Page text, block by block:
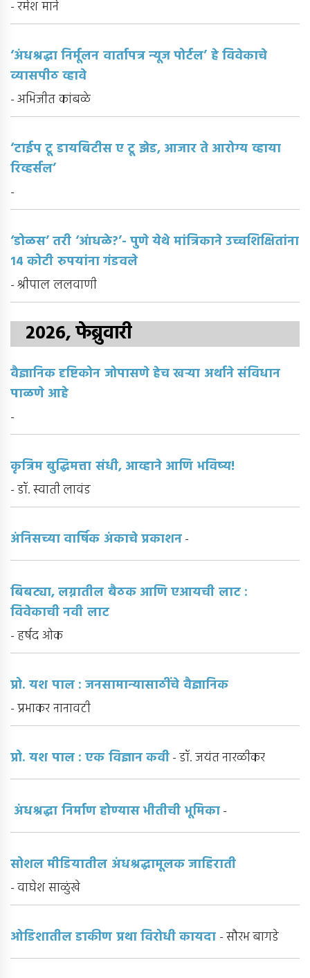
- रमेश माने
‘अंधश्रद्धा निर्मूलन वार्तापत्र न्यूज पोर्टल’ हे विवेकाचे
व्यासपीठ व्हावे
- अभिजीत कांबळे
‘टाईप टू डायबिटीस ए टू झेड, आजार ते आरोग्य व्हाया
रिव्हर्सल’
-
‘डोळस’ तरी ‘आंधळे?’- पुणे येथे मांत्रिकाने उच्चशिक्षितांना
१४ कोटी रुपयांना गंडवले
- श्रीपाल ललवाणी
2026, फेब्रुवारी
वैज्ञानिक दृष्टिकोन जोपासणे हेच खर्‍या अर्थाने संविधान
पाळणे आहे
-
कृत्रिम बुद्धिमत्ता संधी, आव्हाने आणि भविष्य!
- डॉ. स्वाती लावंड
अंनिसच्या वार्षिक अंकाचे प्रकाशन-
बिबट्या, लग्नातील बैठक आणि एआयची लाट :
विवेकाची नवी लाट
- हर्षद ओक
प्रो. यश पाल : जनसामान्यासाठींचे वैज्ञानिक
- प्रभाकर नानावटी
प्रो. यश पाल : एक विज्ञान कवी- डॉ. जयंत नारळीकर
अंधश्रद्धा निर्माण होण्यास भीतीची भूमिका-
सोशल मीडियातील अंधश्रद्धामूलक जाहिराती
- वाघेश साळुंखे
ओडिशातील डाकीण प्रथा विरोधी कायदा - सौरभ बागडे